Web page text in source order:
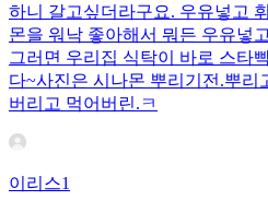
하니 갈고싶더라구요. 우유넣고
몬을 워낙 좋아해서 뭐든 우유넣
그러면 우리집 식탁이 바로 스타
다~사진은 시나몬 뿌리기전.뿌리
버리고 먹어버린.ㅋ
이리스1